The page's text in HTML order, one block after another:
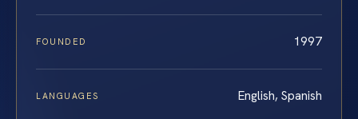
FOUNDED 1997
LANGUAGES English, Spanish